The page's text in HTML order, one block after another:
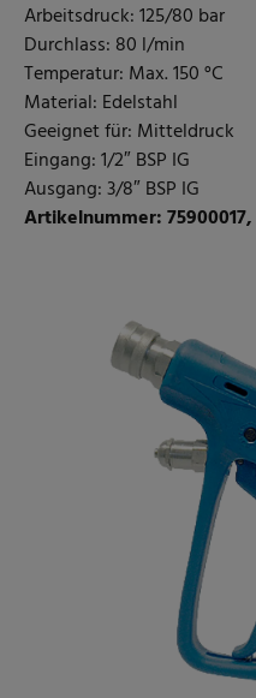
Arbeitsdruck: 125/80 bar
Durchlass: 80 l/min
Temperatur: Max. 150 °C
Material: Edelstahl
Geeignet für: Mitteldruck
Eingang: 1/2″ BSP IG
Ausgang: 3/8″ BSP IG
Artikelnummer: 75900017,